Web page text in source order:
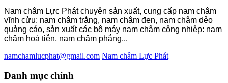
Nam châm Lực Phát chuyên sản xuất, cung cấp nam châm
vĩnh cửu: nam châm trắng, nam châm đen, nam châm dẻo
quảng cáo, sản xuất các bộ máy nam châm công nhiệp: nam
châm hoả tiễn, nam châm phẳng...
namchamlucphat@gmail.com Nam châm Lực Phát
Danh mục chính